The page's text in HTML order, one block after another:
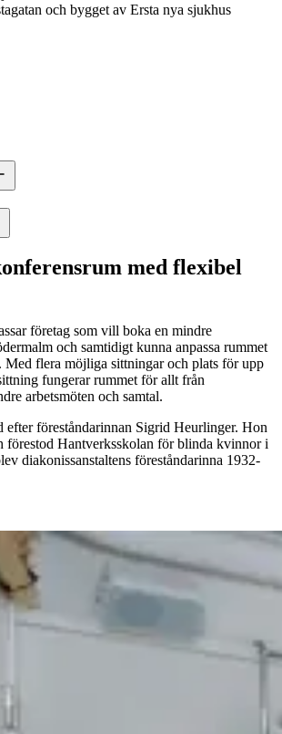
och bygget av Ersta nya sjukhus
med flexibel
företag som vill boka en mindre
och samtidigt kunna anpassa rummet
Med flera möjliga sittningar och plats för upp
fungerar rummet för allt från
arbetsmöten och samtal.
efter föreståndarinnan Sigrid Heurlinger. Hon
förestod Hantverksskolan för blinda kvinnor i
diakonissanstaltens föreståndarinna 1932-